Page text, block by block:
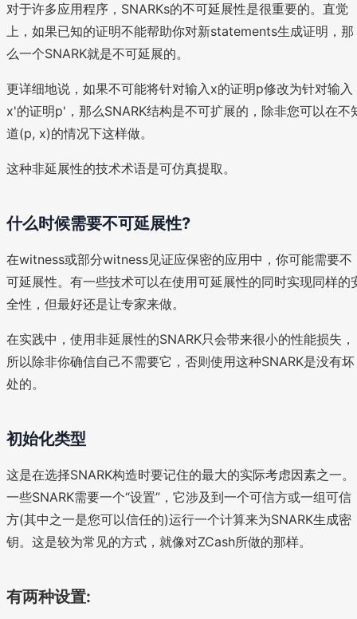
对于许多应用程序，SNARKs的不可延展性是很重要的。直觉
上，如果已知的证明不能帮助你对新statements生成证明，那
么一个SNARK就是不可延展的。
更详细地说，如果不可能将针对输入x的证明p修改为针对输入
x'的证明p'，那么SNARK结构是不可扩展的，除非您可以在不
道(p, x)的情况下这样做。
这种非延展性的技术术语是可仿真提取。
什么时候需要不可延展性?
在witness或部分witness见证应保密的应用中，你可能需要不
可延展性。有一些技术可以在使用可延展性的同时实现同样的
全性，但最好还是让专家来做。
在实践中，使用非延展性的SNARK只会带来很小的性能损失，
所以除非你确信自己不需要它，否则使用这种SNARK是没有坏
处的。
初始化类型
这是在选择SNARK构造时要记住的最大的实际考虑因素之一。
一些SNARK需要一个“设置”，它涉及到一个可信方或一组可信
方(其中之一是您可以信任的)运行一个计算来为SNARK生成密
钥。这是较为常见的方式，就像对ZCash所做的那样。
有两种设置: